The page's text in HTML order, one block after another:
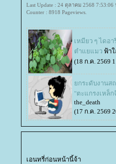
Last Update : 24 ตุลาคม 2568 7:53:06
Counter : 8918 Pageviews.
เหมียว ๆ ไดอา
ตำแยแมว ฟ้า
(18 ก.ค. 2569
กระดับงานส
"ตะแกรงเหล็
the_death
(17 ก.ค. 2569
เอนทรี่ก่อนหน้านี้จ้า